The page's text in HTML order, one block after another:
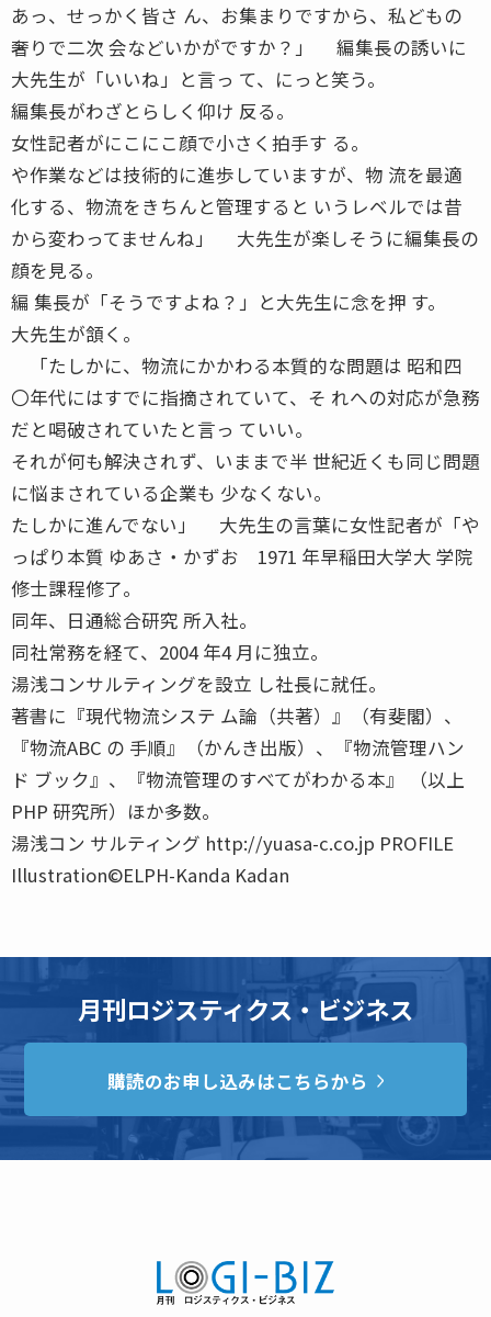
あっ、せっかく皆さ ん、お集まりですから、私どもの
奢りで二次 会などいかがですか？」 編集長の誘いに
大先生が「いいね」と言っ て、にっと笑う。
編集長がわざとらしく仰け 反る。
女性記者がにこにこ顔で小さく拍手す る。
や作業などは技術的に進歩していますが、物 流を最適
化する、物流をきちんと管理すると いうレベルでは昔
から変わってませんね」 大先生が楽しそうに編集長の
顔を見る。
編 集長が「そうですよね？」と大先生に念を押 す。
大先生が頷く。
「たしかに、物流にかかわる本質的な問題は 昭和四
〇年代にはすでに指摘されていて、そ れへの対応が急務
だと喝破されていたと言っ ていい。
それが何も解決されず、いままで半 世紀近くも同じ問題
に悩まされている企業も 少なくない。
たしかに進んでない」 大先生の言葉に女性記者が「や
っぱり本質 ゆあさ・かずお 1971 年早稲田大学大 学院
修士課程修了。
同年、日通総合研究 所入社。
同社常務を経て、2004 年4 月に独立。
湯浅コンサルティングを設立 し社長に就任。
著書に『現代物流システ ム論（共著）』（有斐閣）、
『物流ABC の 手順』（かんき出版）、『物流管理ハン
ド ブック』、『物流管理のすべてがわかる本』 （以上
PHP 研究所）ほか多数。
湯浅コン サルティング http://yuasa-c.co.jp PROFILE
Illustration©ELPH-Kanda Kadan
月刊ロジスティクス・ビジネス
購読のお申し込みはこちらから